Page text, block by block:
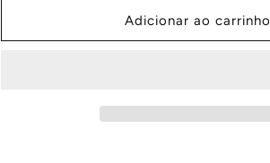
Cetim
Adicionar ao carrinho